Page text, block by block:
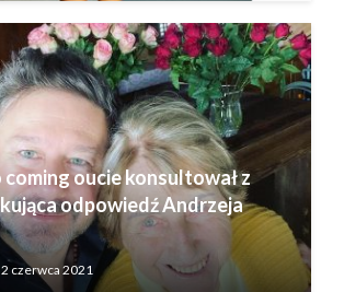
coming oucie konsultował z
odpowiedź Andrzeja
2 czerwca 2021